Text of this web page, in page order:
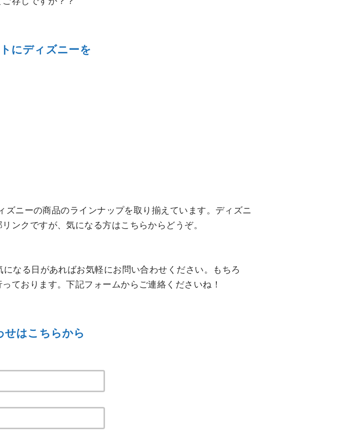
にディズニーを
ニーの商品のラインナップを取り揃えています。ディズニ
ンクですが、気になる方はこちらからどうぞ。
なる日があればお気軽にお問い合わせください。もちろ
ております。下記フォームからご連絡くださいね！
せはこちらから